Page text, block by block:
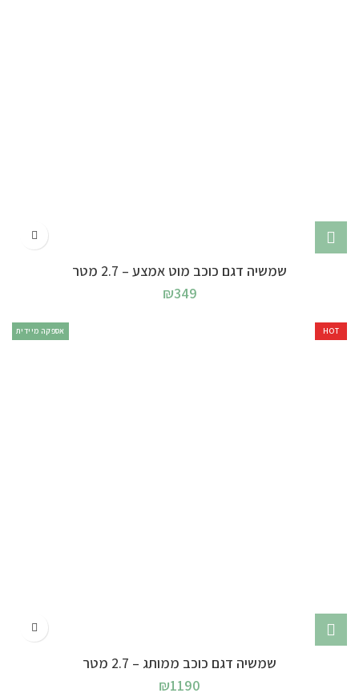
שמשיה דגם כוכב מוט אמצע – 2.7 מטר
₪349
אספקה מיידית HOT
שמשיה דגם כוכב ממותג – 2.7 מטר
₪1190